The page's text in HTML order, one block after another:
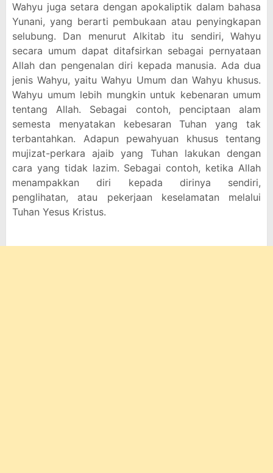
Wahyu juga setara dengan apokaliptik dalam bahasa
Yunani, yang berarti pembukaan atau penyingkapan
selubung. Dan menurut Alkitab itu sendiri, Wahyu
secara umum dapat ditafsirkan sebagai pernyataan
Allah dan pengenalan diri kepada manusia. Ada dua
jenis Wahyu, yaitu Wahyu Umum dan Wahyu khusus.
Wahyu umum lebih mungkin untuk kebenaran umum
tentang Allah. Sebagai contoh, penciptaan alam
semesta menyatakan kebesaran Tuhan yang tak
terbantahkan. Adapun pewahyuan khusus tentang
mujizat-perkara ajaib yang Tuhan lakukan dengan
cara yang tidak lazim. Sebagai contoh, ketika Allah
menampakkan diri kepada dirinya sendiri,
penglihatan, atau pekerjaan keselamatan melalui
Tuhan Yesus Kristus.